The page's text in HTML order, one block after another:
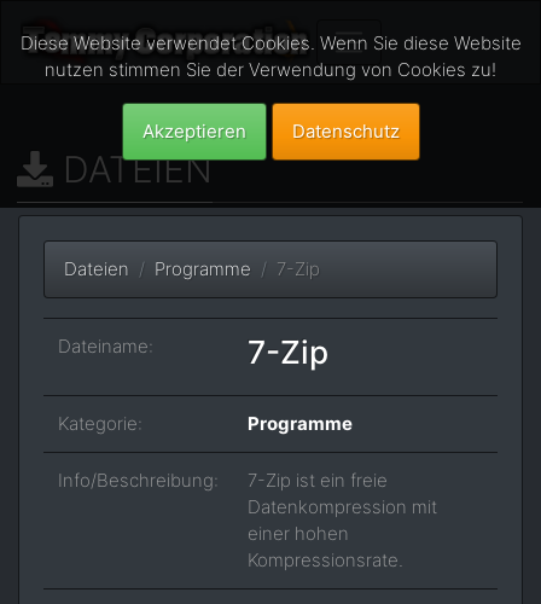
DATEIEN
Dateien Programme 7-Zip
Dateiname: 7-Zip
Kategorie: Programme
Info/Beschreibung:
7-Zip ist ein freie
Datenkompression mit
einer hohen
Kompressionsrate.
Diese Website verwendet Cookies. Wenn Sie diese Website
nutzen stimmen Sie der Verwendung von Cookies zu!
Akzeptieren Datenschutz